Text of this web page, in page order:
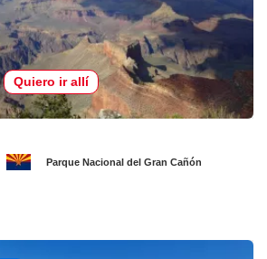
Quiero ir allí
Parque Nacional del Gran Cañón